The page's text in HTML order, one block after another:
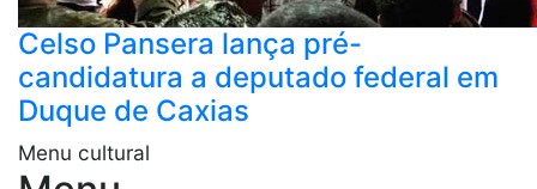
Celso Pansera lança pré-
candidatura a deputado federal em
Duque de Caxias
Menu cultural